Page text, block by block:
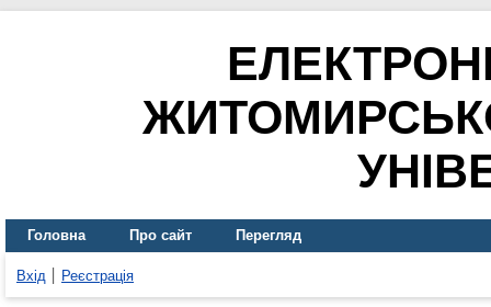
Головна Про сайт Перегляд
Вхід Реєстрація